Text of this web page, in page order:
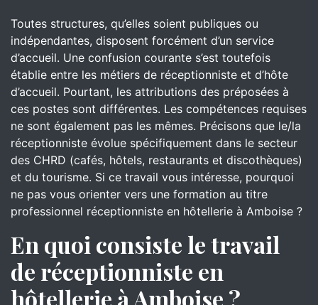
Toutes structures, qu’elles soient publiques ou
indépendantes, disposent forcément d’un service
d’accueil. Une confusion courante s’est toutefois
établie entre les métiers de réceptionniste et d’hôte
d’accueil. Pourtant, les attributions des préposées à
ces postes sont différentes. Les compétences requises
ne sont également pas les mêmes. Précisons que le/la
réceptionniste évolue spécifiquement dans le secteur
des CHRD (cafés, hôtels, restaurants et discothèques)
et du tourisme. Si ce travail vous intéresse, pourquoi
ne pas vous orienter vers une formation au titre
professionnel réceptionniste en hôtellerie à Amboise ?
En quoi consiste le travail
de réceptionniste en
hôtellerie à Amboise ?